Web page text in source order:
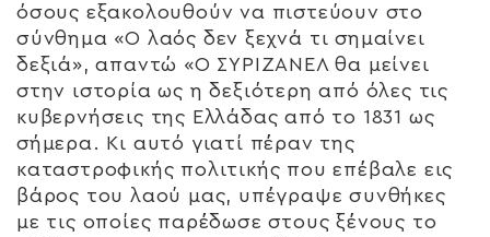
όσους εξακολουθούν να πιστεύουν στο
σύνθημα «Ο λαός δεν ξεχνά τι σημαίνει
δεξιά», απαντώ «Ο ΣΥΡΙΖΑΝΕΛ θα μείνει
στην ιστορία ως η δεξιότερη από όλες τις
κυβερνήσεις της Ελλάδας από το 1831 ως
σήμερα. Κι αυτό γιατί πέραν της
καταστροφικής πολιτικής που επέβαλε εις
βάρος του λαού μας, υπέγραψε συνθήκες
με τις οποίες παρέδωσε στους ξένους το